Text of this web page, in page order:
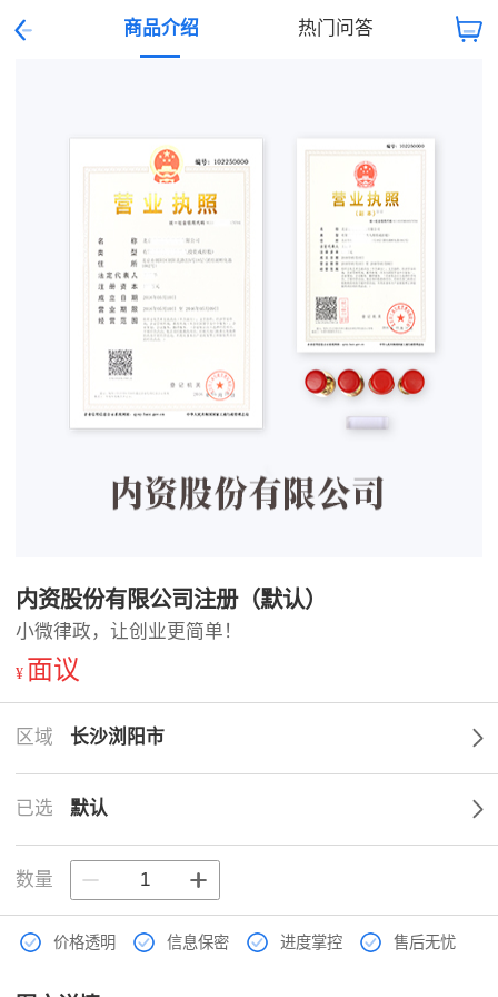
商品介绍 热门问答
内资股份有限公司注册（默认）
小微律政，让创业更简单！
¥ 面议
区域 长沙浏阳市
已选 默认
数量
价格透明 信息保密 进度掌控 售后无忧